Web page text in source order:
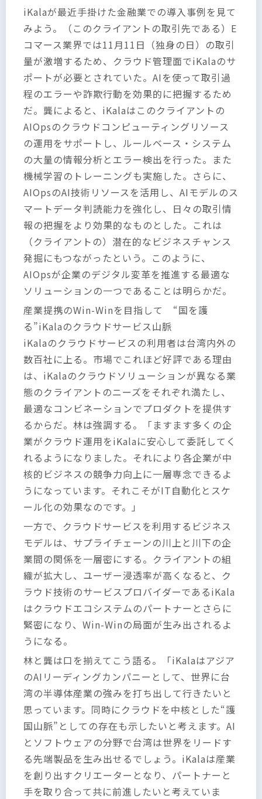
iKalaが最近手掛けた金融業での導入事例を見て
みよう。（このクライアントの取引先である）E
コマース業界では11月11日（独身の日）の取引
量が激増するため、クラウド管理面でiKalaのサ
ポートが必要とされていた。AIを使って取引過
程のエラーや詐欺行動を効果的に把握するため
だ。龔によると、iKalaはこのクライアントの
AIOpsのクラウドコンピューティングリソース
の運用をサポートし、ルールベース・システム
の大量の情報分析とエラー検出を行った。また
機械学習のトレーニングも実施した。さらに、
AIOpsのAI技術リソースを活用し、AIモデルのス
マートデータ判読能力を強化し、日々の取引情
報の把握をより効果的なものとした。これは
（クライアントの）潜在的なビジネスチャンス
発掘にもつながったという。このように、
AIOpsが企業のデジタル変革を推進する最適な
ソリューションの一つであることは明らかだ。
産業提携のWin-Winを目指して “国を護
る”iKalaのクラウドサービス山脈
iKalaのクラウドサービスの利用者は台湾内外の
数百社に上る。市場でこれほど好評である理由
は、iKalaのクラウドソリューションが異なる業
態のクライアントのニーズをそれぞれ満たし、
最適なコンビネーションでプロダクトを提供す
るからだ。林は強調する。「ますます多くの企
業がクラウド運用をiKalaに安心して委託してく
れるようになりました。それにより各企業が中
核的ビジネスの競争力向上に一層専念できるよ
うになっています。それこそがIT自動化とスケ
ール化の効果なのです。」
一方で、クラウドサービスを利用するビジネス
モデルは、サプライチェーンの川上と川下の企
業間の関係を一層密にする。クライアントの組
織が拡大し、ユーザー浸透率が高くなると、ク
ラウド技術のサービスプロバイダーであるiKala
はクラウドエコシステムのパートナーとさらに
緊密になり、Win-Winの局面が生み出されるよ
うになる。
林と龔は口を揃えてこう語る。「iKalaはアジア
のAIリーディングカンパニーとして、世界に台
湾の半導体産業の強みを打ち出して行きたいと
思っています。同時にクラウドを中核とした“護
国山脈”としての存在も示したいと考えます。AI
とソフトウェアの分野で台湾は世界をリードす
る先端製品を生み出せるでしょう。iKalaは産業
を創り出すクリエーターとなり、パートナーと
手を取り合って共に前進したいと考えていま